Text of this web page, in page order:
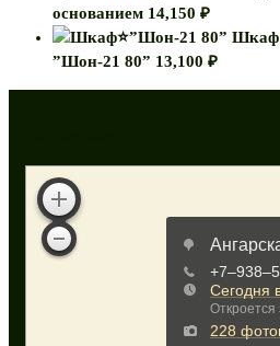
основанием 14,150 ₽
Шкаф
”Шон-21 80” 13,100 ₽